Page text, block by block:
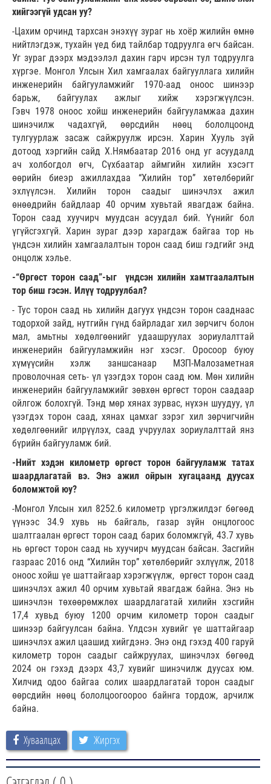
хийгээгүй удсан уу?
-Цахим орчинд тархсан энэхүү зураг нь хоёр жилийн өмнө
нийтлэгдэж, тухайн үед бид тайлбар тодруулга өгч байсан.
Уг зураг дээрх мэдээлэл дахин гарч ирсэн тул тодруулга
хүргэе. Монгол Улсын Хил хамгаалах байгууллага хилийн
инженерийн байгууламжийг 1970-аад оноос шинээр
барьж, байгуулах ажлыг хийж хэрэгжүүлсэн.
Гэвч 1978 оноос хойш инженерийн байгууламжаа дахин
шинэчилж чадахгүй, өөрсдийн нөөц бололцоонд
тулгуурлаж засаж сайжруулж ирсэн. Харин Хууль зүй
дотоод хэргийн сайд Х.Нямбаатар 2016 онд уг асуудалд
ач холбогдол өгч, Сүхбаатар аймгийн хилийн хэсэгт
өөрийн биеэр ажиллахдаа “Хилийн тор” хөтөлбөрийг
эхлүүлсэн. Хилийн торон саадыг шинэчлэх ажил
өнөөдрийн байдлаар 40 орчим хувьтай явагдаж байна.
Торон саад хуучирч муудсан асуудал бий. Үүнийг бол
үгүйсгэхгүй. Харин зураг дээр харагдаж байгаа тор нь
үндсэн хилийн хамгаалалтын торон саад биш гэдгийг энд
онцолж хэлье.
-“Өргөст торон саад”-ыг үндсэн хилийн хамтгаалалтын
тор биш гэсэн. Илүү тодруулбал?
- Тус торон саад нь хилийн дагуух үндсэн торон сааднаас
тодорхой зайд, нутгийн гүнд байрладаг хил зөрчигч болон
мал, амьтны хөдөлгөөнийг удаашруулах зориулалттай
инженерийн байгууламжийн нэг хэсэг. Оросоор буюу
хүмүүсийн хэлж заншсанаар МЗП-Малозаметная
проволочная сеть- үл үзэгдэх торон саад юм. Мөн хилийн
инженерийн байгууламжийг зөвхөн өргөст торон саадаар
ойлгож болохгүй. Тэнд мөр хянах зурвас, нүхэн шуудуу, үл
үзэгдэх торон саад, хянах цамхаг зэрэг хил зөрчигчийн
хөдөлгөөнийг илрүүлэх, саад учруулах зориулалттай янз
бүрийн байгууламж бий.
-Нийт хэдэн километр өргөст торон байгууламж татах
шаардлагатай вэ. Энэ ажил ойрын хугацаанд дуусах
боломжтой юу?
-Монгол Улсын хил 8252.6 километр үргэлжилдэг бөгөөд
үүнээс 34.9 хувь нь байгаль, газар зүйн онцлогоос
шалтгаалан өргөст торон саад барих боломжгүй, 43.7 хувь
нь өргөст торон саад нь хуучирч муудсан байсан. Засгийн
газраас 2016 онд “Хилийн тор” хөтөлбөрийг эхлүүлж, 2018
оноос хойш үе шаттайгаар хэрэгжүүлж, өргөст торон саад
шинэчлэх ажил 40 орчим хувьтай явагдаж байна. Энэ нь
шинэчлэн төхөөрөмжлөх шаардлагатай хилийн хэсгийн
17,4 хувьд буюу 1200 орчим километр торон саадыг
шинээр байгуулсан байна. Үлдсэн хувийг үе шаттайгаар
шинэчлэх ажил цаашид хийгдэнэ. Энэ онд гэхэд 400 гаруй
километр торон саадыг сайжруулах, шинэчлэх бөгөөд
2024 он гэхэд дээрх 43,7 хувийг шинэчилж дуусах юм.
Хилчид одоо байгаа солих шаардлагатай торон саадыг
өөрсдийн нөөц бололцоогоороо байнга тордож, арчилж
байна.
Хуваалцах Жиргэх